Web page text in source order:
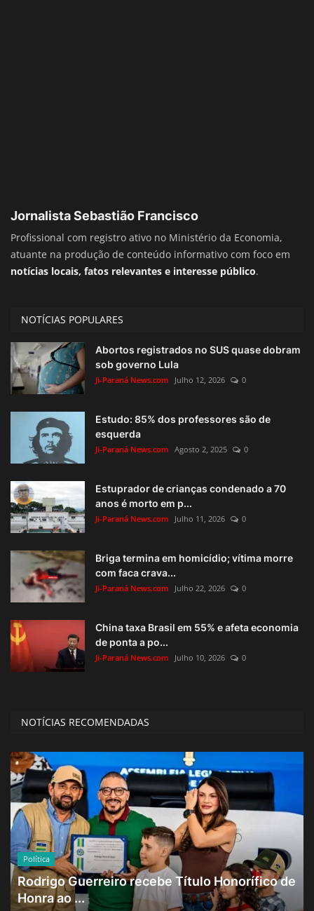
Jornalista Sebastião Francisco
Profissional com registro ativo no Ministério da Economia,
atuante na produção de conteúdo informativo com foco em
notícias locais, fatos relevantes e interesse público.
NOTÍCIAS POPULARES
Abortos registrados no SUS quase dobram
sob governo Lula
Ji-Paraná News.com Julho 12, 2026 0
Estudo: 85% dos professores são de
esquerda
Ji-Paraná News.com Agosto 2, 2025 0
Estuprador de crianças condenado a 70
anos é morto em p...
Ji-Paraná News.com Julho 11, 2026 0
Briga termina em homicídio; vítima morre
com faca crava...
Ji-Paraná News.com Julho 22, 2026 0
China taxa Brasil em 55% e afeta economia
de ponta a po...
Ji-Paraná News.com Julho 10, 2026 0
NOTÍCIAS RECOMENDADAS
Política
Rodrigo Guerreiro recebe Título Honorífico de
Honra ao ...